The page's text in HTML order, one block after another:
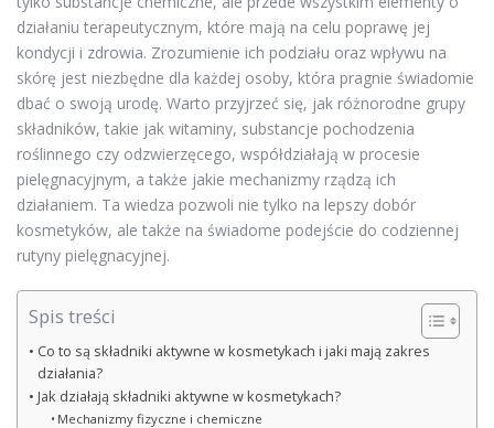
działaniu terapeutycznym, które mają na celu poprawę jej
kondycji i zdrowia. Zrozumienie ich podziału oraz wpływu na
skórę jest niezbędne dla każdej osoby, która pragnie świadomie
dbać o swoją urodę. Warto przyjrzeć się, jak różnorodne grupy
składników, takie jak witaminy, substancje pochodzenia
roślinnego czy odzwierzęcego, współdziałają w procesie
pielęgnacyjnym, a także jakie mechanizmy rządzą ich
działaniem. Ta wiedza pozwoli nie tylko na lepszy dobór
kosmetyków, ale także na świadome podejście do codziennej
rutyny pielęgnacyjnej.
Spis treści
Co to są składniki aktywne w kosmetykach i jaki mają zakres
działania?
Jak działają składniki aktywne w kosmetykach?
Mechanizmy fizyczne i chemiczne